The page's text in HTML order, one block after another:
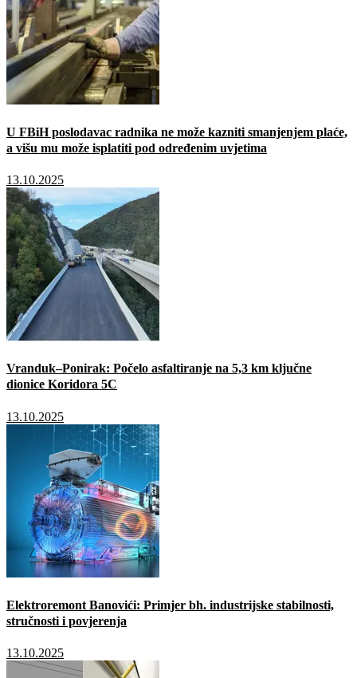
U FBiH poslodavac radnika ne može kazniti smanjenjem plaće,
a višu mu može isplatiti pod određenim uvjetima
13.10.2025
Vranduk–Ponirak: Počelo asfaltiranje na 5,3 km ključne
dionice Koridora 5C
13.10.2025
Elektroremont Banovići: Primjer bh. industrijske stabilnosti,
stručnosti i povjerenja
13.10.2025